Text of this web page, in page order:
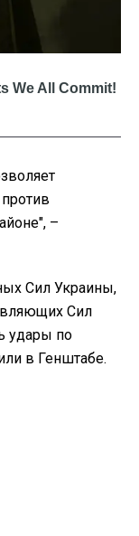
–
Сил Украины,
Сил
удары по
в Генштабе.